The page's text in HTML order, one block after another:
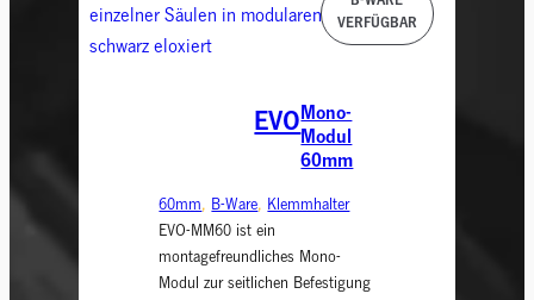
EVOMono-
Modul
60mm
60mm, B-Ware, Klemmhalter
EVO-MM60 ist ein
montagefreundliches Mono-
Modul zur seitlichen Befestigung